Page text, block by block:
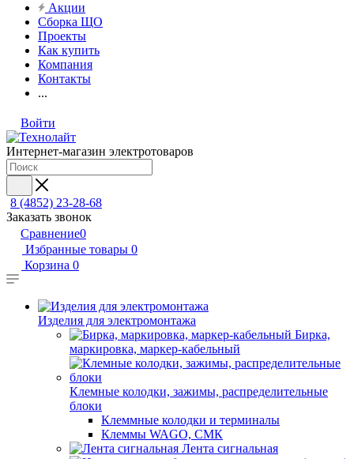
Акции
Сборка ЩО
Проекты
Как купить
Компания
Контакты
...
Войти
Интернет-магазин электротоваров
8 (4852) 23-28-68
Заказать звонок
Сравнение0
Избранные товары 0
Корзина 0
Изделия для электромонтажа
Бирка,
маркировка, маркер-кабельный
Клемные колодки, зажимы, распределительные
блоки
Клеммные колодки и терминалы
Клеммы WAGO, СМК
Лента сигнальная